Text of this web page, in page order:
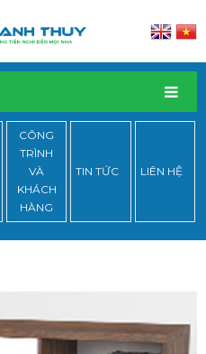
CÔNG
TRÌNH
VÀ
KHÁCH
HÀNG
TIN TỨC LIÊN HỆ